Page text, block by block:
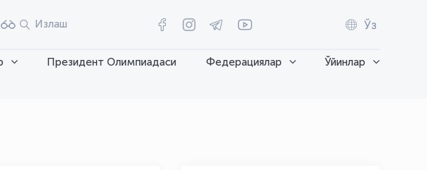
Излаш Ўз
Президент Олимпиадаси Федерациялар
Ўйинлар